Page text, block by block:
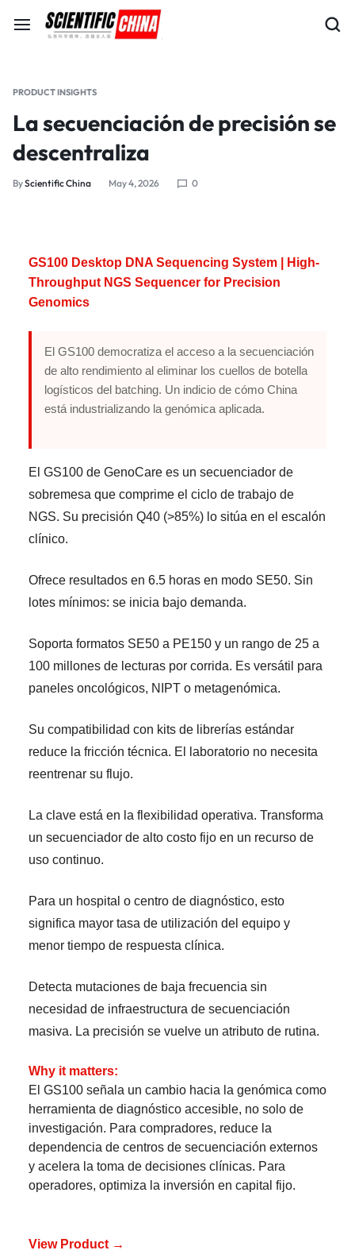
PRODUCT INSIGHTS
La secuenciación de precisión se
descentraliza
ByScientific China May 4, 2026 0
GS100 Desktop DNA Sequencing System | High-
Throughput NGS Sequencer for Precision
Genomics
El GS100 democratiza el acceso a la secuenciación
de alto rendimiento al eliminar los cuellos de botella
logísticos del batching. Un indicio de cómo China
está industrializando la genómica aplicada.
El GS100 de GenoCare es un secuenciador de
sobremesa que comprime el ciclo de trabajo de
NGS. Su precisión Q40 (>85%) lo sitúa en el escalón
clínico.
Ofrece resultados en 6.5 horas en modo SE50. Sin
lotes mínimos: se inicia bajo demanda.
Soporta formatos SE50 a PE150 y un rango de 25 a
100 millones de lecturas por corrida. Es versátil para
paneles oncológicos, NIPT o metagenómica.
Su compatibilidad con kits de librerías estándar
reduce la fricción técnica. El laboratorio no necesita
reentrenar su flujo.
La clave está en la flexibilidad operativa. Transforma
un secuenciador de alto costo fijo en un recurso de
uso continuo.
Para un hospital o centro de diagnóstico, esto
significa mayor tasa de utilización del equipo y
menor tiempo de respuesta clínica.
Detecta mutaciones de baja frecuencia sin
necesidad de infraestructura de secuenciación
masiva. La precisión se vuelve un atributo de rutina.
Why it matters:
El GS100 señala un cambio hacia la genómica como
herramienta de diagnóstico accesible, no solo de
investigación. Para compradores, reduce la
dependencia de centros de secuenciación externos
y acelera la toma de decisiones clínicas. Para
operadores, optimiza la inversión en capital fijo.
View Product →